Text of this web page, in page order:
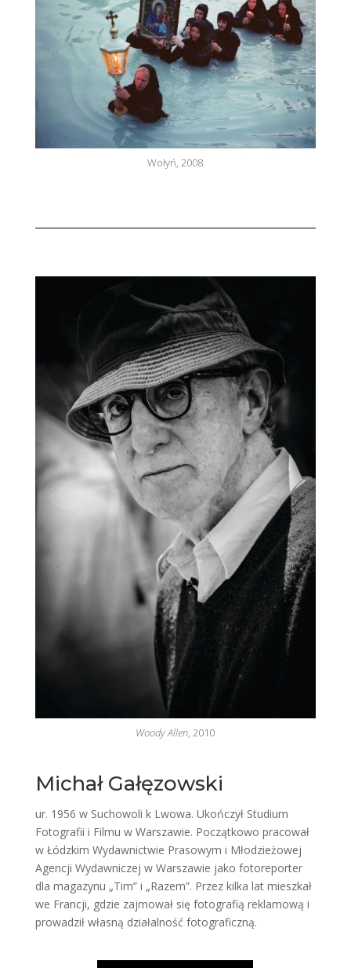
Wołyń, 2008
Woody Allen, 2010
Michał Gałęzowski
ur. 1956 w Suchowoli k Lwowa. Ukończył Studium
Fotografii i Filmu w Warszawie. Początkowo pracował
w Łódzkim Wydawnictwie Prasowym i Młodzieżowej
Agencji Wydawniczej w Warszawie jako fotoreporter
dla magazynu „Tim” i „Razem”. Przez kilka lat mieszkał
we Francji, gdzie zajmował się fotografią reklamową i
prowadził własną działalność fotograficzną.